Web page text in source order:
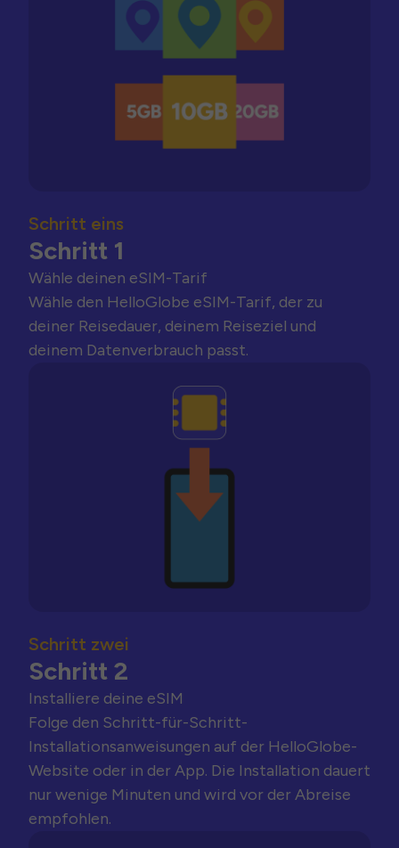
Schritt eins
Schritt 1
Wähle deinen eSIM-Tarif
Wähle den HelloGlobe eSIM-Tarif, der zu
deiner Reisedauer, deinem Reiseziel und
deinem Datenverbrauch passt.
Schritt zwei
Schritt 2
Installiere deine eSIM
Folge den Schritt-für-Schritt-
Installationsanweisungen auf der HelloGlobe-
Website oder in der App. Die Installation dauert
nur wenige Minuten und wird vor der Abreise
empfohlen.